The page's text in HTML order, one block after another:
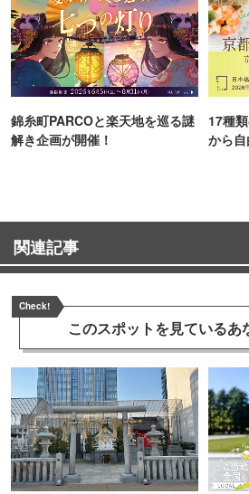
錦糸町PARCOと楽天地を巡る謎
解き企画が開催！
17種
から自
関連記事
Check!
このスポットを見ているあ